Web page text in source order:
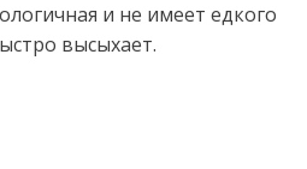
и не имеет едкого
высыхает.